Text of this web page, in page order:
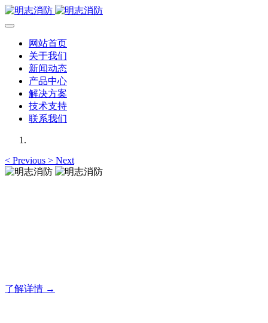
网站首页
关于我们
新闻动态
产品中心
解决方案
技术支持
联系我们
< Previous > Next
了解详情 →